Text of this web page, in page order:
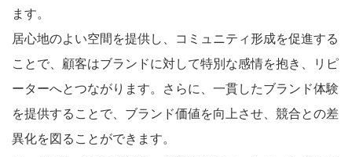
ます。
居心地のよい空間を提供し、コミュニティ形成を促進する
ことで、顧客はブランドに対して特別な感情を抱き、リピ
ーターへとつながります。さらに、一貫したブランド体験
を提供することで、ブランド価値を向上させ、競合との差
異化を図ることができます。